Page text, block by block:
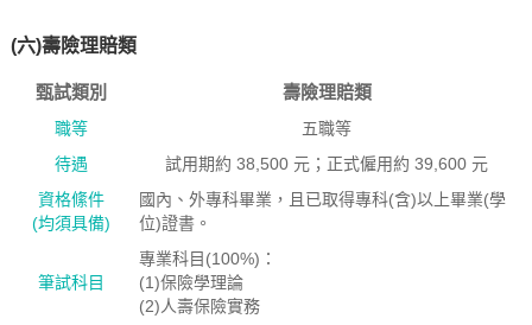
(六)壽險理賠類
甄試類別 壽險理賠類
職等
五職等
待遇
試用期約 38,500 元；正式僱用約 39,600 元
資格絛件
(均須具備)
國內、外專科畢業，且已取得專科(含)以上畢業(學
位)證書。
筆試科目
專業科目(100%)：
(1)保險學理論
(2)人壽保險實務